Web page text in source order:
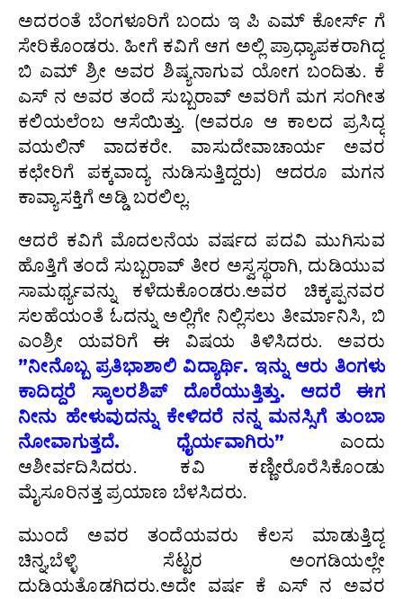
ಅದರಂತೆ ಬೆಂಗಳೂರಿಗೆ ಬಂದು ಇ ಪಿ ಎಮ್ ಕೋರ್ಸ್ ಗೆ
ಸೇರಿಕೊಂಡರು. ಹೀಗೆ ಕವಿಗೆ ಆಗ ಅಲ್ಲಿ ಪ್ರಾಧ್ಯಾಪಕರಾಗಿದ್ದ
ಬಿ ಎಮ್ ಶ್ರೀ ಅವರ ಶಿಷ್ಯನಾಗುವ ಯೋಗ ಬಂದಿತು. ಕೆ
ಎಸ್ ನ ಅವರ ತಂದೆ ಸುಬ್ಬರಾವ್ ಅವರಿಗೆ ಮಗ ಸಂಗೀತ
ಕಲಿಯಲೆಂಬ ಆಸೆಯಿತ್ತು. (ಅವರೂ ಆ ಕಾಲದ ಪ್ರಸಿದ್ಧ
ವಯಲಿನ್ ವಾದಕರೇ. ವಾಸುದೇವಾಚಾರ್ಯ ಅವರ
ಕಛೇರಿಗೆ ಪಕ್ಕವಾದ್ಯ ನುಡಿಸುತ್ತಿದ್ದರು) ಆದರೂ ಮಗನ
ಕಾವ್ಯಾಸಕ್ತಿಗೆ ಅಡ್ಡಿ ಬರಲಿಲ್ಲ.
ಆದರೆ ಕವಿಗೆ ಮೊದಲನೆಯ ವರ್ಷದ ಪದವಿ ಮುಗಿಸುವ
ಹೊತ್ತಿಗೆ ತಂದೆ ಸುಬ್ಬರಾವ್ ತೀರ ಅಸ್ವಸ್ಥರಾಗಿ, ದುಡಿಯುವ
ಸಾಮರ್ಥ್ಯವನ್ನು ಕಳೆದುಕೊಂಡರು.ಅವರ ಚಿಕ್ಕಪ್ಪನವರ
ಸಲಹೆಯಂತೆ ಓದನ್ನು ಅಲ್ಲಿಗೇ ನಿಲ್ಲಿಸಲು ತೀರ್ಮಾನಿಸಿ, ಬಿ
ಎಂಶ್ರೀ ಯವರಿಗೆ ಈ ವಿಷಯ ತಿಳಿಸಿದರು. ಅವರು
”ನೀನೊಬ್ಬ ಪ್ರತಿಭಾಶಾಲಿ ವಿದ್ಯಾರ್ಥಿ. ಇನ್ನು ಆರು ತಿಂಗಳು
ಕಾದಿದ್ದರೆ ಸ್ಕಾಲರಶಿಪ್‌ ದೊರೆಯುತ್ತಿತ್ತು. ಆದರೆ ಈಗ
ನೀನು ಹೇಳುವುದನ್ನು ಕೇಳಿದರೆ ನನ್ನ ಮನಸ್ಸಿಗೆ ತುಂಬಾ
ನೋವಾಗುತ್ತದೆ. ಧೈರ್ಯವಾಗಿರು” ಎಂದು
ಆಶೀರ್ವದಿಸಿದರು. ಕವಿ ಕಣ್ಣೀರೊರೆಸಿಕೊಂಡು
ಮೈಸೂರಿನತ್ತ ಪ್ರಯಾಣ ಬೆಳಸಿದರು.
ಮುಂದೆ ಅವರ ತಂದೆಯವರು ಕೆಲಸ ಮಾಡುತ್ತಿದ್ದ
ಚಿನ್ನ,ಬೆಳ್ಳಿ ಸೆಟ್ಟರ ಅಂಗಡಿಯಲ್ಲೇ
ದುಡಿಯತೊಡಗಿದರು.ಅದೇ ವರ್ಷ ಕೆ ಎಸ್‌ ನ ಅವರ